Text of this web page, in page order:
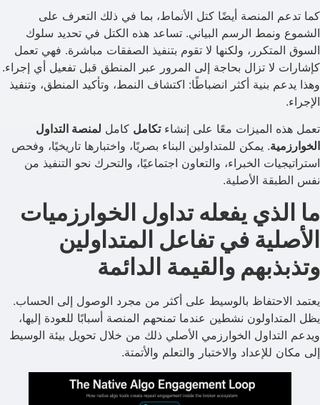
كما تدعم المنصة أيضًا كتل الأنماط، بما في ذلك التعرف على
الشموع ونمط الرسم البياني. تساعد هذه الكتل في تحديد سلوك
السوق المتكرر، ولكنها لا تقوم بتنفيذ الصفقات مباشرة. فهي تعمل
كإشارات لا تزال بحاجة إلى المرور عبر المنطق قبل تفعيل أي إجراء.
وهذا يدعم بنية أكثر انضباطًا: اكتشاف النمط، وتأكيد المنطق، وتنفيذ
الإجراء.
تعمل هذه الميزات معًا على إنشاءتكامل كامل لمنصة التداول
الخوارزمية. يمكن للمتداولين البناء بصريًا، واختبارها تاريخيًا، وفحص
استراتيجيات الخبراء، والتعاون اجتماعيًا، والتحرك نحو التنفيذ من
نفس الطبقة الأصلية.
ما الذي يفعله تداول الخوارزميات
الأصلية في تفاعل المتداولين
وتذبذبهم والقيمة الدائمة
يعتمد الاحتفاظ بالوسيط على أكثر من مجرد الوصول إلى الحساب.
يظل المتداولون نشطين عندما تمنحهم المنصة أسبابًا للعودة إليها،
ويدعم التداول الخوارزمي الأصلي ذلك من خلال تحويل بيئة الوسيط
إلى مكان للإعداد والاختبار والتعلم والأتمتة.